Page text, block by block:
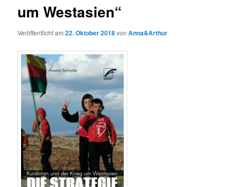
um Westasien“
Veröffentlicht am22. Oktober 2018vonAnna&Arthur